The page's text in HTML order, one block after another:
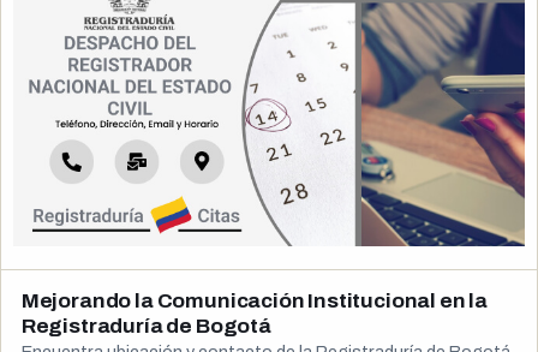
Mejorando la Comunicación Institucional en la
Registraduría de Bogotá